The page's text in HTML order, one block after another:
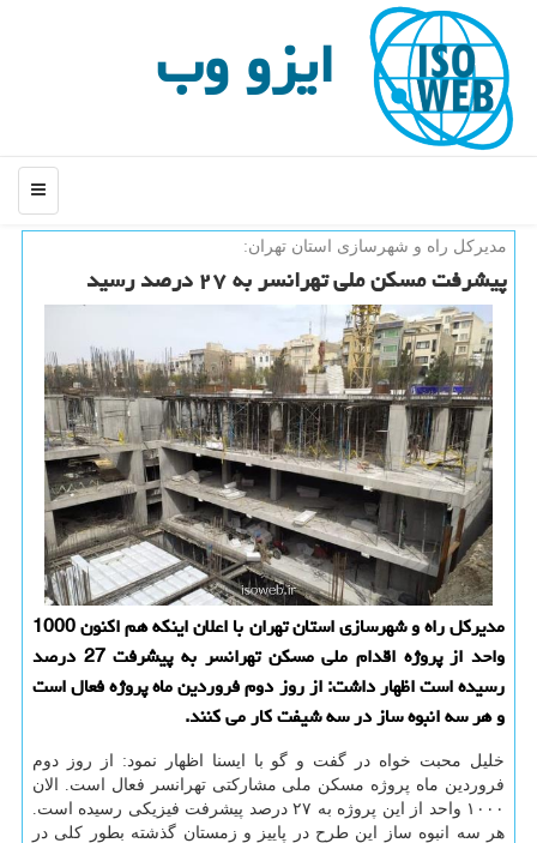
ایزو وب
منو
مدیركل راه و شهرسازی استان تهران:
پیشرفت مسكن ملی تهرانسر به ۲۷ درصد رسید
مدیرکل راه و شهرسازی استان تهران با اعلان اینکه هم اکنون 1000
واحد از پروژه اقدام ملی مسکن تهرانسر به پیشرفت 27 درصد
رسیده است اظهار داشت: از روز دوم فروردین ماه پروژه فعال است
و هر سه انبوه ساز در سه شیفت کار می کنند.
خلیل محبت خواه در گفت و گو با ایسنا اظهار نمود: از روز دوم
فروردین ماه پروژه مسکن ملی مشارکتی تهرانسر فعال است. الان
۱۰۰۰ واحد از این پروژه به ۲۷ درصد پیشرفت فیزیکی رسیده است.
هر سه انبوه ساز این طرح در پاییز و زمستان گذشته بطور کلی در